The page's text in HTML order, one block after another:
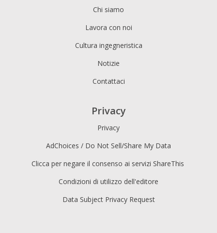
Chi siamo
Lavora con noi
Cultura ingegneristica
Notizie
Contattaci
Privacy
Privacy
AdChoices / Do Not Sell/Share My Data
Clicca per negare il consenso ai servizi ShareThis
Condizioni di utilizzo dell'editore
Data Subject Privacy Request